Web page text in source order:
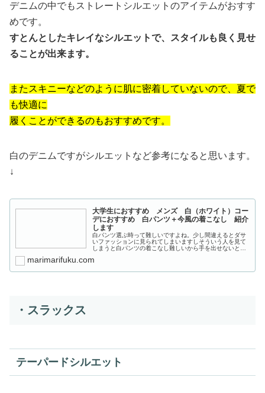
デニムの中でもストレートシルエットのアイテムがおすす
めです。
すとんとしたキレイなシルエットで、スタイルも良く見せ
ることが出来ます。
またスキニーなどのように肌に密着していないので、夏で
も快適に
履くことができるのもおすすめです。
白のデニムですがシルエットなど参考になると思います。
↓
大学生におすすめ メンズ 白（ホワイト）コー
デにおすすめ 白パンツ＋今風の着こなし 紹介
します
白パンツ選ぶ時って難しいですよね。少し間違えるとダサ
いファッションに見られてしまいますしそういう人を見て
しまうと白パンツの着こなし難しいから手を出せないとい
どう着こなししたらいいか分からな...
marimarifuku.com
・スラックス
テーパードシルエット